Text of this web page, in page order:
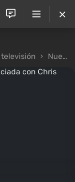
Nueva película de Resident Evil anunciada con Chris Redfield y Jill Valentine